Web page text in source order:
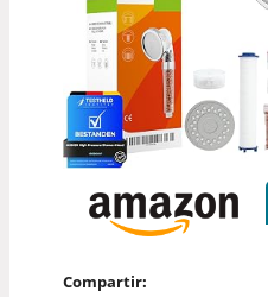
Compartir: